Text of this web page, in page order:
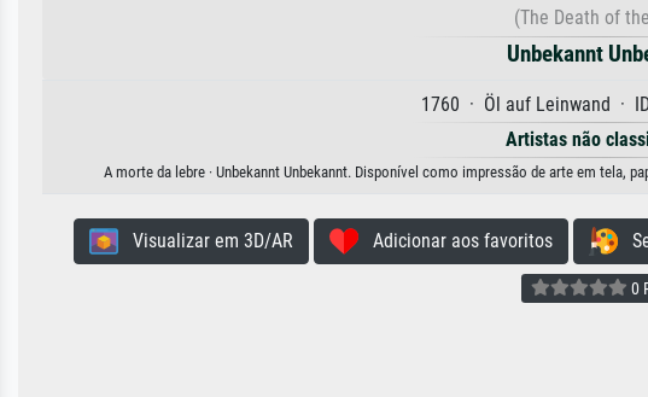
(The Death of
Unbekannt
1760 · Öl auf Leinwand ·
Artistas não
A morte da lebre · Unbekannt Unbekannt. Disponível como impressão de arte em tela,
Visualizar em 3D/AR Adicionar aos favoritos
0